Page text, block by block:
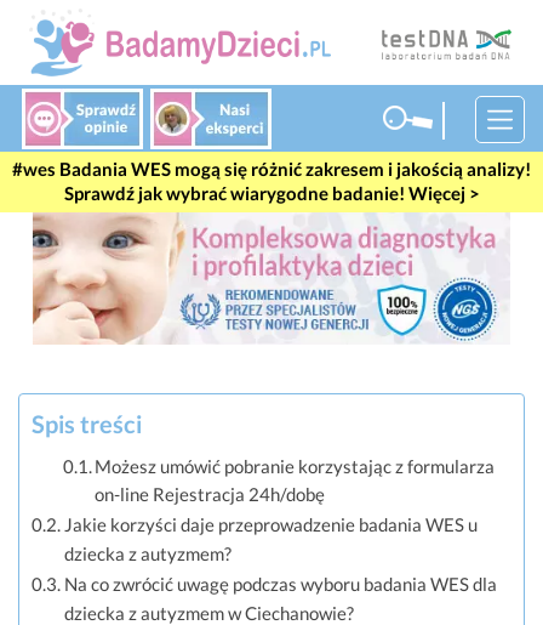
Badania WES mogą się różnić zakresem i jakością analizy!
Sprawdź jak wybrać wiarygodne badanie! Więcej >
Spis treści
Możesz umówić pobranie korzystając z formularza
on-line Rejestracja 24h/dobę
Jakie korzyści daje przeprowadzenie badania WES u
dziecka z autyzmem?
Na co zwrócić uwagę podczas wyboru badania WES dla
dziecka z autyzmem w Ciechanowie?